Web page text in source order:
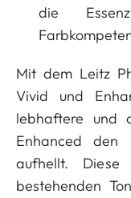
die
Mit dem Leitz
Vivid und
lebhaftere und
Enhanced den
aufhellt.
bestehenden